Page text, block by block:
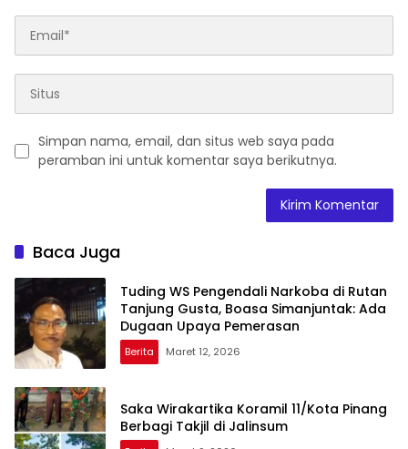
Simpan nama, email, dan situs web saya pada
peramban ini untuk komentar saya berikutnya.
Baca Juga
Tuding WS Pengendali Narkoba di Rutan
Tanjung Gusta, Boasa Simanjuntak: Ada
Dugaan Upaya Pemerasan
Berita Maret 12, 2026
Saka Wirakartika Koramil 11/Kota Pinang
Berbagi Takjil di Jalinsum